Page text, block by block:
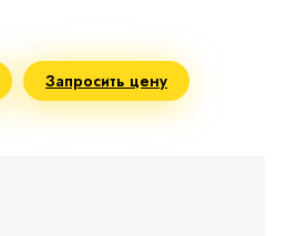
Запросить цену